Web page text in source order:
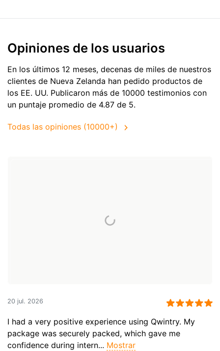
Opiniones de los usuarios
En los últimos 12 meses, decenas de miles de nuestros
clientes de Nueva Zelanda han pedido productos de
los EE. UU. Publicaron más de 10000 testimonios con
un puntaje promedio de 4.87 de 5.
Todas las opiniones (10000+)
20 jul. 2026
I had a very positive experience using Qwintry. My
package was securely packed, which gave me
confidence during intern... Mostrar